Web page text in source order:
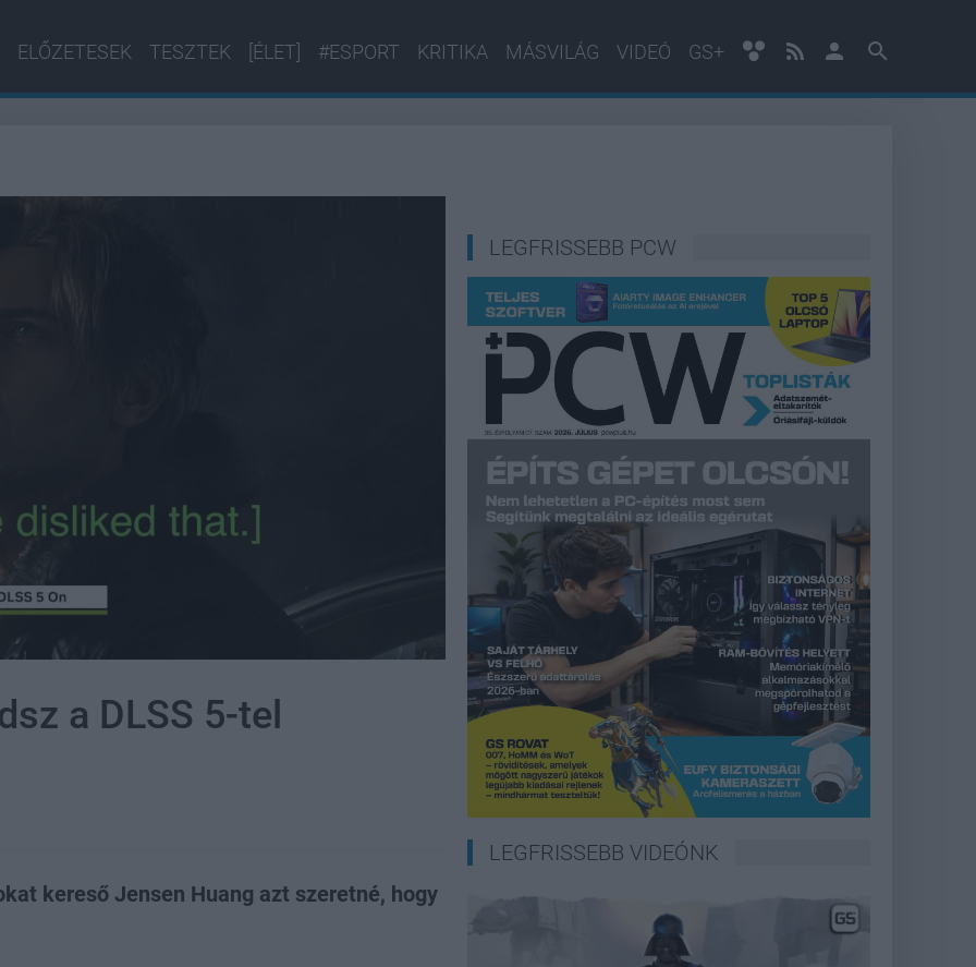
ELŐZETESEK TESZTEK [ÉLET] #ESPORT KRITIKA MÁSVILÁG VIDEÓ GS+
a DLSS 5-tel
kereső Jensen Huang azt szeretné, hogy
LEGFRISSEBB PCW
LEGFRISSEBB VIDEÓNK